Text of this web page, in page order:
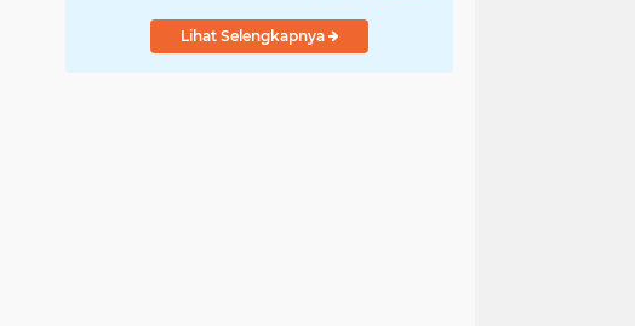
Wawasan Kebangsaan
Lihat Selengkapnya